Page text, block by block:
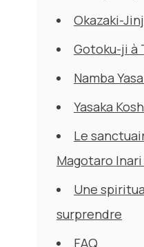
Okazaki-
Gotoku-ji à
Namba
Yasaka
Le
Magotaro Inari
Une
surprendre
FAQ